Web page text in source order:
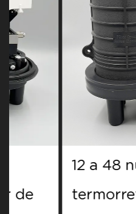
12 a 48 núcleos
termorretráctil